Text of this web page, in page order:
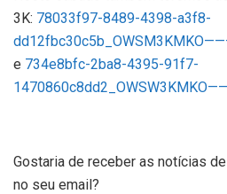
3K: 78033f97-8489-4398-a3f8-
e 734e8bfc-2ba8-4395-91f7-
Gostaria de receber as notícias
no seu email?